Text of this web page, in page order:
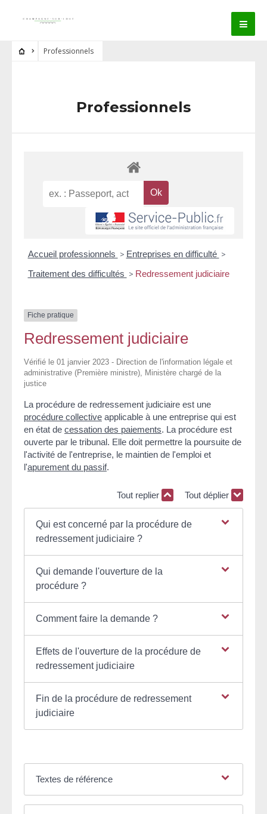
Professionnels
Professionnels
Accueil professionnels > Entreprises en difficulté >
Traitement des difficultés > Redressement judiciaire
Fiche pratique
Redressement judiciaire
Vérifié le 01 janvier 2023 - Direction de l'information légale et
administrative (Première ministre), Ministère chargé de la
justice
La procédure de redressement judiciaire est une
procédure collective applicable à une entreprise qui est
en état de cessation des paiements. La procédure est
ouverte par le tribunal. Elle doit permettre la poursuite de
l'activité de l'entreprise, le maintien de l'emploi et
l'apurement du passif.
Tout replier Tout déplier
Qui est concerné par la procédure de
redressement judiciaire ?
Qui demande l'ouverture de la
procédure ?
Comment faire la demande ?
Effets de l'ouverture de la procédure de
redressement judiciaire
Fin de la procédure de redressement
judiciaire
Textes de référence